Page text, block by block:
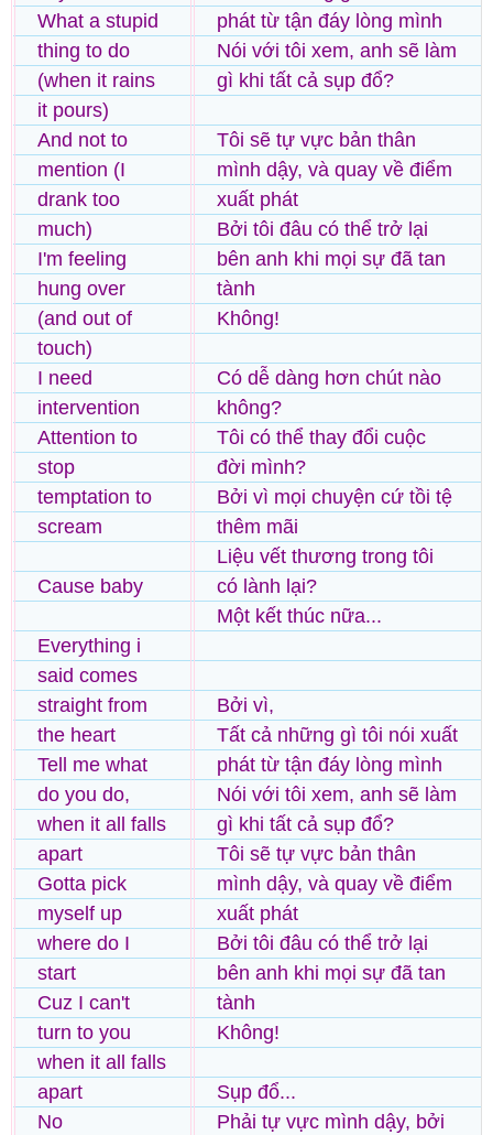
What a stupid
thing to do
(when it rains
it pours)
And not to
mention (I
drank too
much)
I'm feeling
hung over
(and out of
touch)
I need
intervention
Attention to
stop
temptation to
scream
Cause baby
Everything i
said comes
straight from
the heart
Tell me what
do you do,
when it all falls
apart
Gotta pick
myself up
where do I
start
Cuz I can't
turn to you
when it all falls
apart
No
phát từ tận đáy lòng mình
Nói với tôi xem, anh sẽ làm
gì khi tất cả sụp đổ?
Tôi sẽ tự vực bản thân
mình dậy, và quay về điểm
xuất phát
Bởi tôi đâu có thể trở lại
bên anh khi mọi sự đã tan
tành
Không!
Có dễ dàng hơn chút nào
không?
Tôi có thể thay đổi cuộc
đời mình?
Bởi vì mọi chuyện cứ tồi tệ
thêm mãi
Liệu vết thương trong tôi
có lành lại?
Một kết thúc nữa...
Bởi vì,
Tất cả những gì tôi nói xuất
phát từ tận đáy lòng mình
Nói với tôi xem, anh sẽ làm
gì khi tất cả sụp đổ?
Tôi sẽ tự vực bản thân
mình dậy, và quay về điểm
xuất phát
Bởi tôi đâu có thể trở lại
bên anh khi mọi sự đã tan
tành
Không!
Sụp đổ...
Phải tự vực mình dậy, bởi